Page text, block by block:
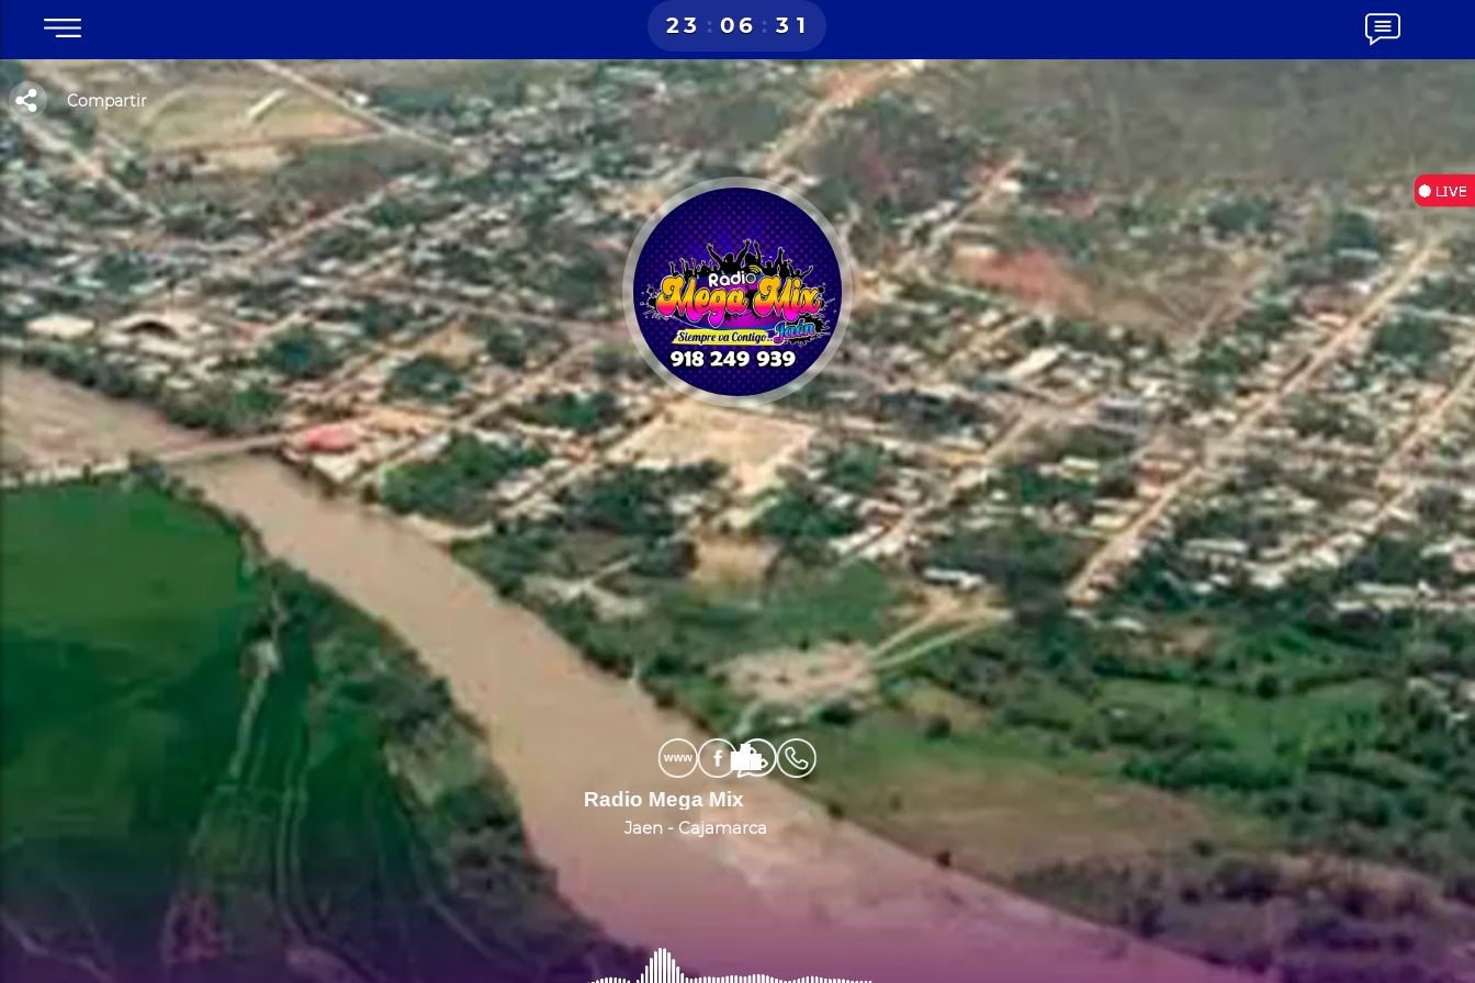
23 : 06 : 3 2
Compartir
Radio Mega Mix Radio Mega Mix
Jaen - Cajamarca